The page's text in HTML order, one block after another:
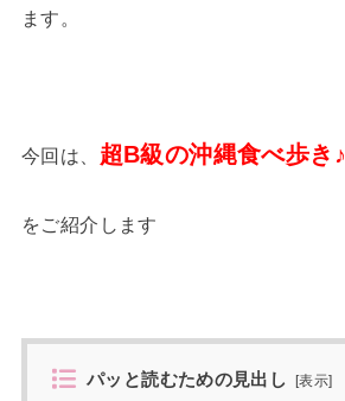
ます。
今回は、 超B級の沖縄食べ歩き♪
をご紹介します
パッと読むための見出し [表示]